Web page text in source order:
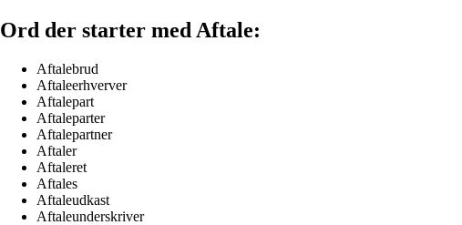
Ord der starter med Aftale:
Aftalebrud
Aftaleerhverver
Aftalepart
Aftaleparter
Aftalepartner
Aftaler
Aftaleret
Aftales
Aftaleudkast
Aftaleunderskriver